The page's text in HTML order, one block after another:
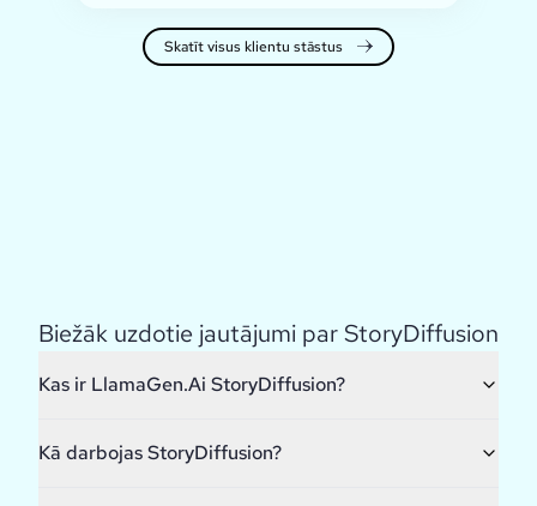
Skatīt visus klientu stāstus
Biežāk uzdotie jautājumi par StoryDiffusion
Kas ir LlamaGen.Ai StoryDiffusion?
Kā darbojas StoryDiffusion?